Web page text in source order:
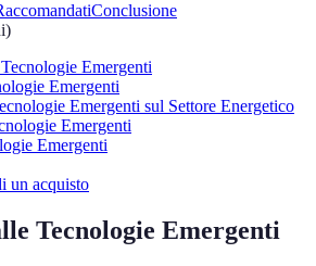
Conclusione
)
Emergenti
Emergenti
Emergenti sul Settore Energetico
Emergenti
Emergenti
un acquisto
Tecnologie Emergenti